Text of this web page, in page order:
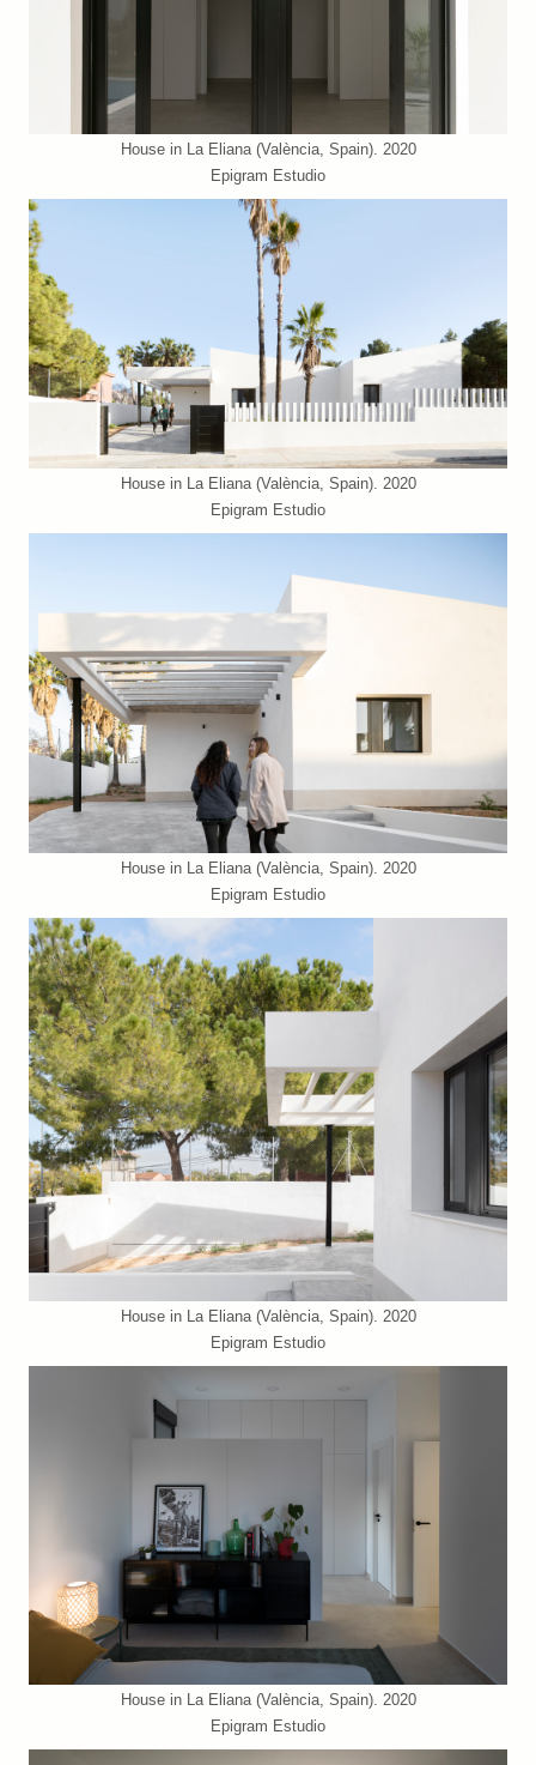
House in La Eliana (València, Spain). 2020
Epigram Estudio
House in La Eliana (València, Spain). 2020
Epigram Estudio
House in La Eliana (València, Spain). 2020
Epigram Estudio
House in La Eliana (València, Spain). 2020
Epigram Estudio
House in La Eliana (València, Spain). 2020
Epigram Estudio